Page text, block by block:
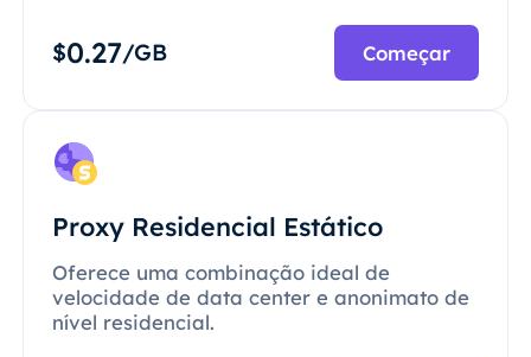
$0.27/GB Começar
Proxy Residencial Estático
Oferece uma combinação ideal de
velocidade de data center e anonimato de
nível residencial.